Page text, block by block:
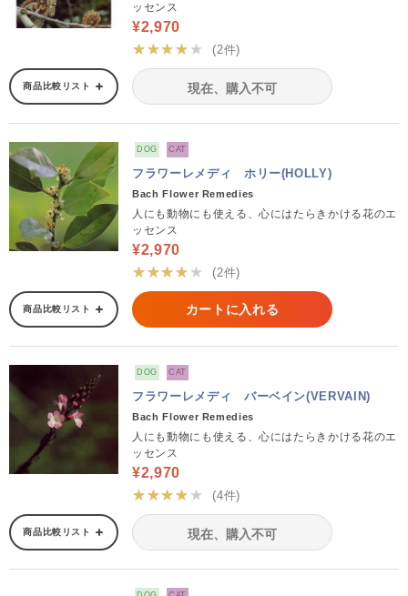
ッセンス
¥2,970
★★★★★
(2件)
商品比較リスト 現在、購入不可
DOG CAT
フラワーレメディ ホリー(HOLLY)
Bach Flower Remedies
人にも動物にも使える、心にはたらきかける花のエ
ッセンス
¥2,970
★★★★★
(2件)
商品比較リスト カートに入れる
DOG CAT
フラワーレメディ バーベイン(VERVAIN)
Bach Flower Remedies
人にも動物にも使える、心にはたらきかける花のエ
ッセンス
¥2,970
★★★★★
(4件)
商品比較リスト 現在、購入不可